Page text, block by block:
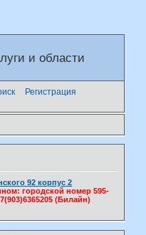
и области
Регистрация
92 корпус 2
городской номер 595-
(Билайн)